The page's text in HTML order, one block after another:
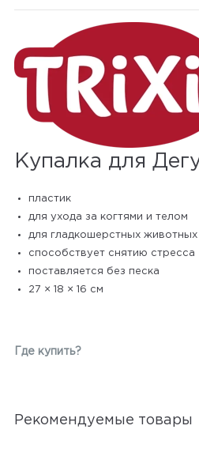
Купалка для
пластик
для ухода за когтями и телом
для гладкошерстных животных
способствует снятию стресса
поставляется без песка
27 × 18 × 16 см
Где купить?
Рекомендуемые товары